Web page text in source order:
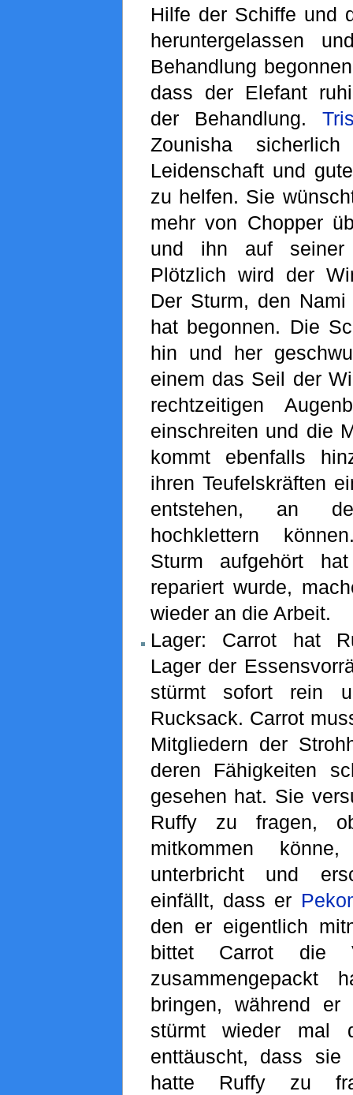
Hilfe der Schiffe und
heruntergelassen
Behandlung
dass der Elefant
der Behandlung.
Zounisha
Leidenschaft und
zu helfen. Sie
mehr von Chopper
und ihn auf seiner
Plötzlich wird der
Der Sturm, den
hat begonnen. Die
hin und her
einem das Seil der
rechtzeitigen
einschreiten und die
kommt ebenfalls
ihren Teufelskräften
entstehen, an
hochklettern
Sturm aufgehört
repariert wurde,
wieder an die Arbeit.
Lager: Carrot hat
Lager der
stürmt sofort rein
Rucksack. Carrot
Mitgliedern der
deren Fähigkeiten
gesehen hat. Sie
Ruffy zu fragen,
mitkommen
unterbricht und
einfällt, dass er
den er eigentlich
bittet Carrot die
bringen, während
stürmt wieder mal
enttäuscht, dass
hatte Ruffy zu